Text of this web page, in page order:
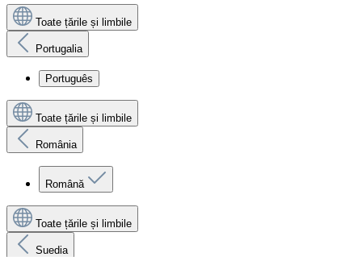
Toate țările și limbile
Portugalia
Português
Toate țările și limbile
România
Română
Toate țările și limbile
Suedia